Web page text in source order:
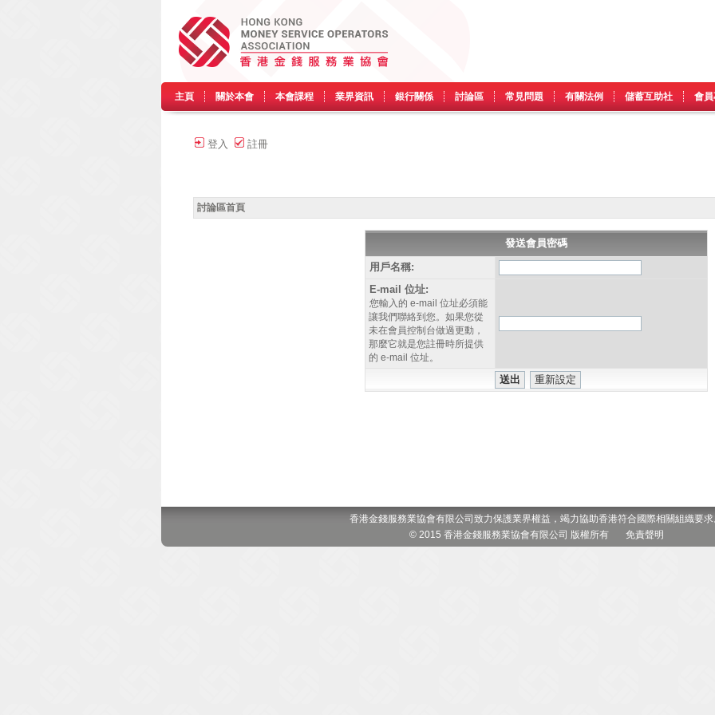
主頁 關於本會 本會課程 業界資訊 銀行關係 討論區 常見問題 有關法例 儲蓄互助社 會
登入 註冊
討論區首頁
發送會員密碼
用戶名稱:
E-mail 位址:
您輸入的 e-mail 位址必須能
讓我們聯絡到您。如果您從
未在會員控制台做過更動，
那麼它就是您註冊時所提供
的 e-mail 位址。
香港金錢服務業協會有限公司致力保護業界權益，竭力協助香港符合國際相關組織要
© 2015 香港金錢服務業協會有限公司 版權所有 免責聲明